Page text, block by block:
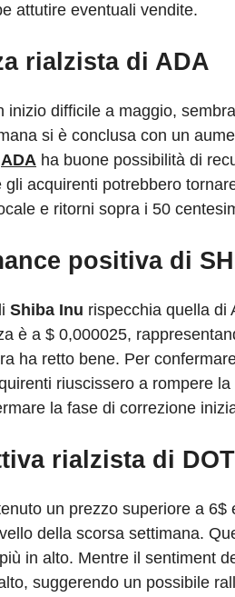
attutire eventuali vendite.
rialzista di ADA
inizio difficile a maggio,
si è conclusa con un
ADA ha buone possibilità di
gli acquirenti potrebbero
e ritorni sopra i 50
positiva di
Shiba Inu rispecchia quella di
è a $ 0,000025,
ha retto bene. Per
riuscissero a rompere
la fase di correzione
rialzista di DOT
un prezzo superiore a
della scorsa settimana.
in alto. Mentre il sentiment
suggerendo un possibile